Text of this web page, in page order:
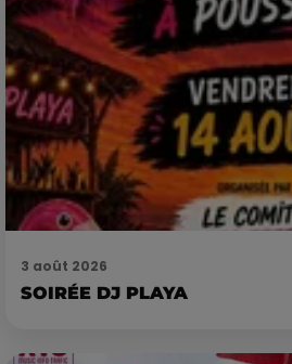
3 août 2026
SOIRÉE DJ PLAYA